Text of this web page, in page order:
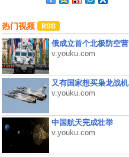
热门视频
俄成立首个北极防空营
v.youku.com
又有国家想买枭龙战机
v.youku.com
中国航天完成壮举
v.youku.com